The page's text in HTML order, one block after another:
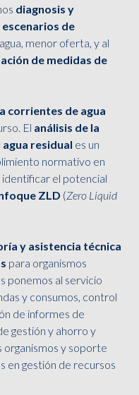
diagnosis y
de
menor oferta, y al
de medidas de
corrientes de agua
El análisis de la
residual es un
normativo en
el potencial
ZLD (Zero Liquid
y asistencia técnica
para organismos
ponemos al servicio
y consumos, control
de informes de
gestión y ahorro y
organismos y soporte
en gestión de recursos